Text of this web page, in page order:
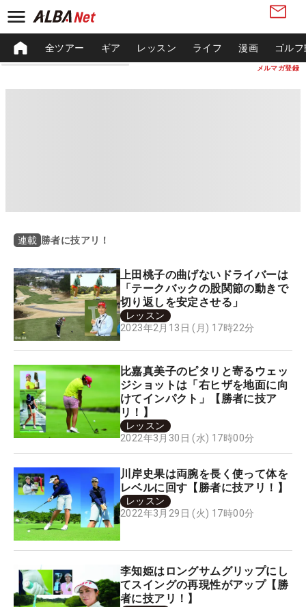
メルマガ登録
全ツアー ギア レッスン ライフ 漫画 ゴル
連載 勝者に技アリ！
上田桃子の曲げないドライバーは
「テークバックの股関節の動きで
切り返しを安定させる」
レッスン
2023年2月13日 (月) 17時22分
比嘉真美子のピタリと寄るウェッ
ジショットは「右ヒザを地面に向
けてインパクト」【勝者に技ア
リ！】
レッスン
2022年3月30日 (水) 17時00分
川岸史果は両腕を長く使って体を
レベルに回す【勝者に技アリ！】
レッスン
2022年3月29日 (火) 17時00分
李知姫はロングサムグリップにし
てスイングの再現性がアップ【勝
者に技アリ！】